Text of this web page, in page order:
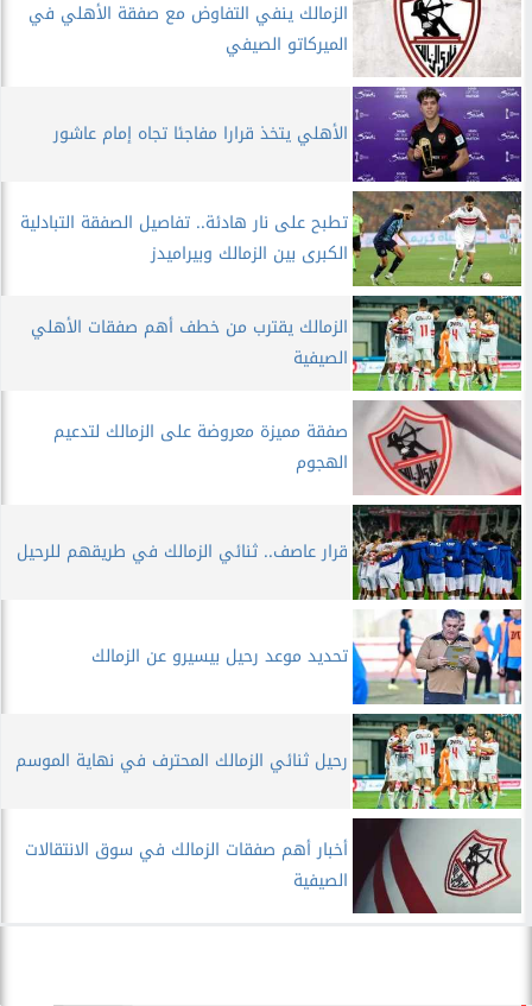
الزمالك ينفي التفاوض مع صفقة الأهلي في
الميركاتو الصيفي
الأهلي يتخذ قرارا مفاجئا تجاه إمام عاشور
تطبح على نار هادئة.. تفاصيل الصفقة التبادلية
الكبرى بين الزمالك وبيراميدز
الزمالك يقترب من خطف أهم صفقات الأهلي
الصيفية
صفقة مميزة معروضة على الزمالك لتدعيم
الهجوم
قرار عاصف.. ثنائي الزمالك في طريقهم للرحيل
تحديد موعد رحيل بيسيرو عن الزمالك
رحيل ثنائي الزمالك المحترف في نهاية الموسم
أخبار أهم صفقات الزمالك في سوق الانتقالات
الصيفية